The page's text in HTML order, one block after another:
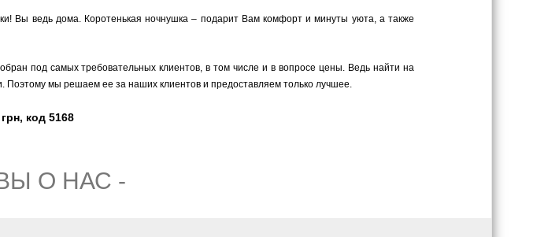
Вы ведь дома. Коротенькая ночнушка – подарит Вам комфорт и минуты уюта, а также
под самых требовательных клиентов, в том числе и в вопросе цены. Ведь найти на
Поэтому мы решаем ее за наших клиентов и предоставляем только лучшее.
код 5168
О НАС -